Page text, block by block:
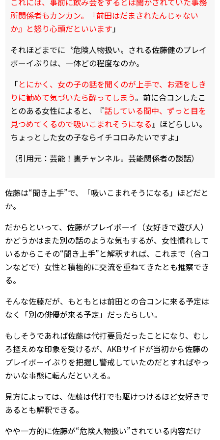
所関係者もカンカン。『前田はだまされたんじゃない
か』と怒り心頭だといいます 」
それほどまでに〝危険人物扱い〟される佐藤健のプレイ
ボーイぶりは、一体どの程度なのか。
「とにかく、女の子の話を聞くのが上手で、お酒をしき
りに勧めて気づいたら酔ってしまう。前に合コンしたこ
とのある女性によると、『話している間中、ずっと目を
見つめてくるので吸いこまれそうになる 』ほどらしい。
ちょっとした女の子ならイチコロみたいですよ」
（引用元：芸能！裏チャンネル。芸能関係者の談話）
佐藤は“聞き上手”で、「吸いこまれそうになる」ほどだと
か。
だからといって、佐藤がプレイボーイ（女好きで遊び人）
かどうかはまた別の話のような気もするが、女性慣れして
いるからこその“聞き上手”と解釈すれば、これまで（合コ
ンなどで）女性と積極的に交流を重ねてきたとも推察でき
る。
そんな佐藤だが、もともとは前田との合コンに来る予定は
なく「別の俳優が来る予定」だったらしい。
もしそうであれば佐藤は代打要員だったことになり、むし
ろ控えめな印象を受けるが、AKBサイドが当初から佐藤の
プレイボーイぶりを把握し警戒していたのだとすればやっ
かいな事態に転んだといえる。
見方によっては、佐藤は代打でも駆けつけるほど女好きで
あるとも解釈できる。
やや一方的に佐藤が“危険人物扱い”されている内容だけ